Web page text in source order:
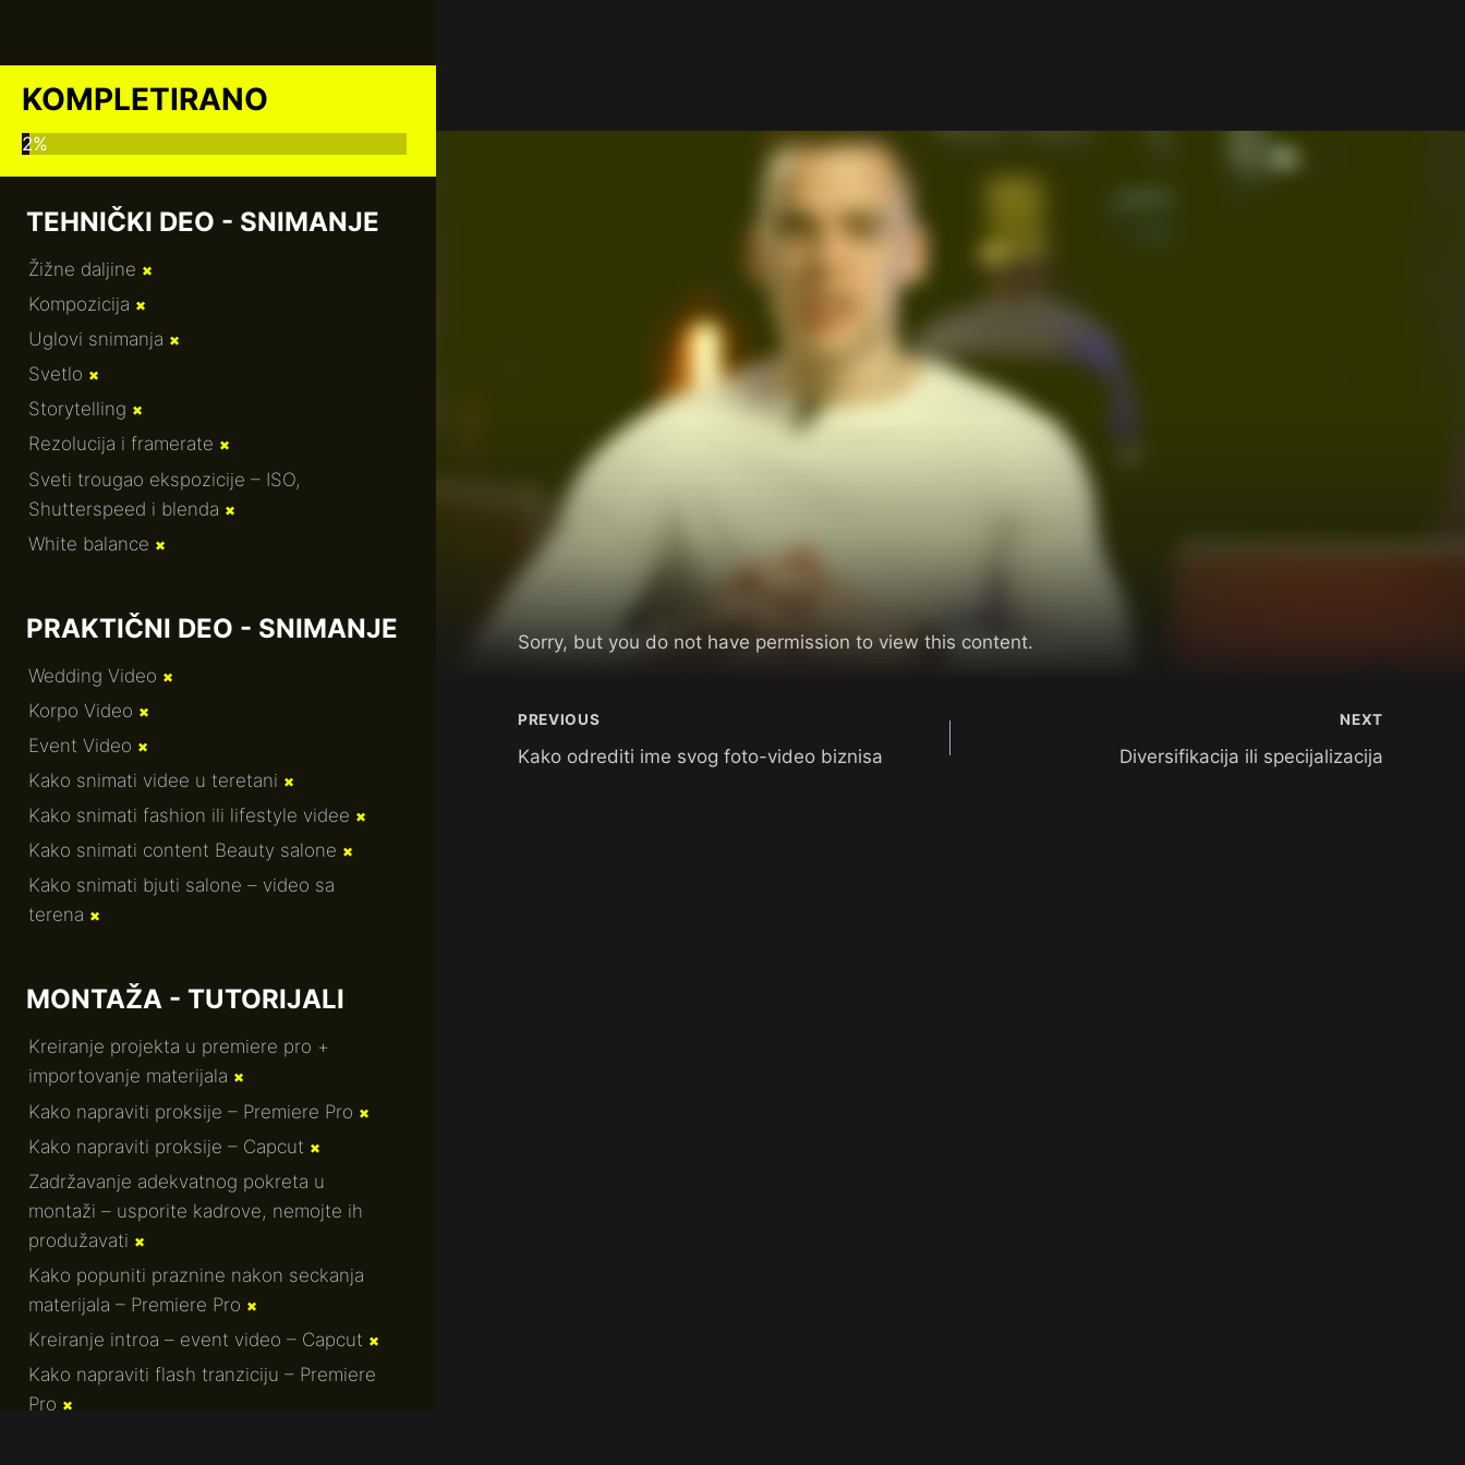
Sorry, but you do not have permission to view this content.
PREVIOUS
Kako odrediti ime svog foto-video biznisa
NEXT
Diversifikacija ili specijalizacija
KOMPLETIRANO
2%
TEHNIČKI DEO - SNIMANJE
Žižne daljine ✖
Kompozicija ✖
Uglovi snimanja ✖
Svetlo ✖
Storytelling ✖
Rezolucija i framerate ✖
Sveti trougao ekspozicije – ISO,
Shutterspeed i blenda ✖
White balance ✖
PRAKTIČNI DEO - SNIMANJE
Wedding Video ✖
Korpo Video ✖
Event Video ✖
Kako snimati videe u teretani ✖
Kako snimati fashion ili lifestyle videe ✖
Kako snimati content Beauty salone ✖
Kako snimati bjuti salone – video sa
terena ✖
MONTAŽA - TUTORIJALI
Kreiranje projekta u premiere pro +
importovanje materijala ✖
Kako napraviti proksije – Premiere Pro ✖
Kako napraviti proksije – Capcut ✖
Zadržavanje adekvatnog pokreta u
montaži – usporite kadrove, nemojte ih
produžavati ✖
Kako popuniti praznine nakon seckanja
materijala – Premiere Pro ✖
Kreiranje introa – event video – Capcut ✖
Kako napraviti flash tranziciju – Premiere
Pro ✖